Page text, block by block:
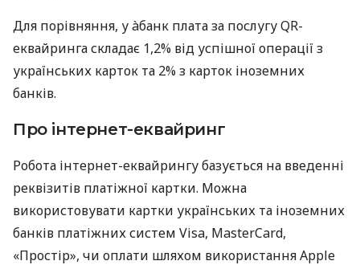
Для порівняння, у àбанк плата за послугу QR-
еквайринга складає 1,2% від успішної операції з
українських карток та 2% з карток іноземних
банків.
Про інтернет-еквайринг
Робота інтернет-еквайрингу базується на введенні
реквізитів платіжної картки. Можна
використовувати картки українських та іноземних
банків платіжних систем Visa, MasterCard,
«Простір», чи оплати шляхом використання Apple